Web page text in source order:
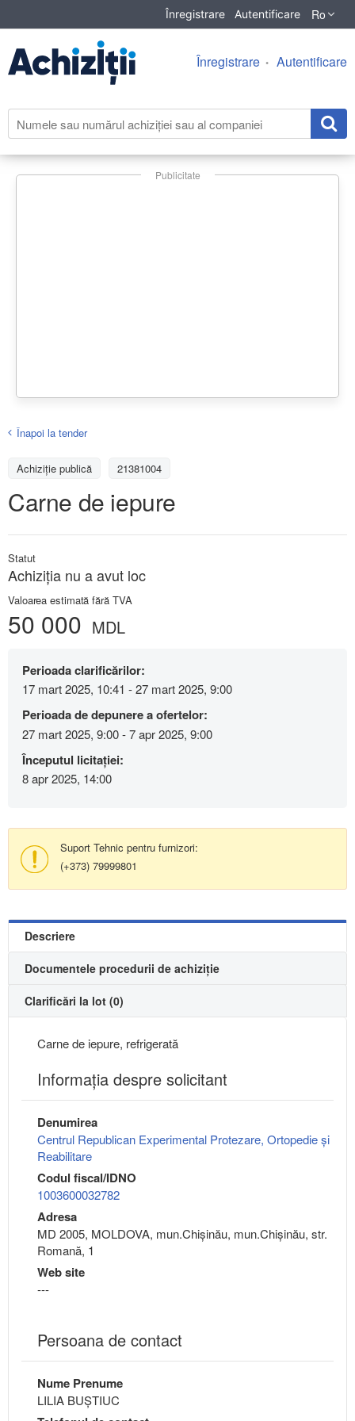
Înregistrare Autentificare Ro
Înregistrare Autentificare
Publicitate
Înapoi la tender
Achiziţie publică 21381004
Carne de iepure
Statut
Achiziţia nu a avut loc
Valoarea estimată fără TVA
50 000 MDL
Perioada clarificărilor:
17 mart 2025, 10:41 - 27 mart 2025, 9:00
Perioada de depunere a ofertelor:
27 mart 2025, 9:00 - 7 apr 2025, 9:00
Începutul licitației:
8 apr 2025, 14:00
Suport Tehnic pentru furnizori:
(+373) 79999801
Descriere
Documentele procedurii de achiziție
Clarificări la lot (0)
Carne de iepure, refrigerată
Informaţia despre solicitant
Denumirea
Centrul Republican Experimental Protezare, Ortopedie și
Reabilitare
Codul fiscal/IDNO
1003600032782
Adresa
MD 2005, MOLDOVA, mun.Chişinău, mun.Chişinău, str.
Romană, 1
Web site
---
Persoana de contact
Nume Prenume
LILIA BUȘTIUC